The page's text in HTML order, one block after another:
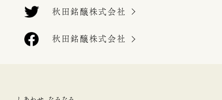
秋田銘醸株式会社
秋田銘醸株式会社